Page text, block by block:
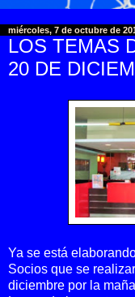
miércoles, 7 de octubre de
LOS TEMAS
20 DE
Ya se está
Socios que se
diciembre por la